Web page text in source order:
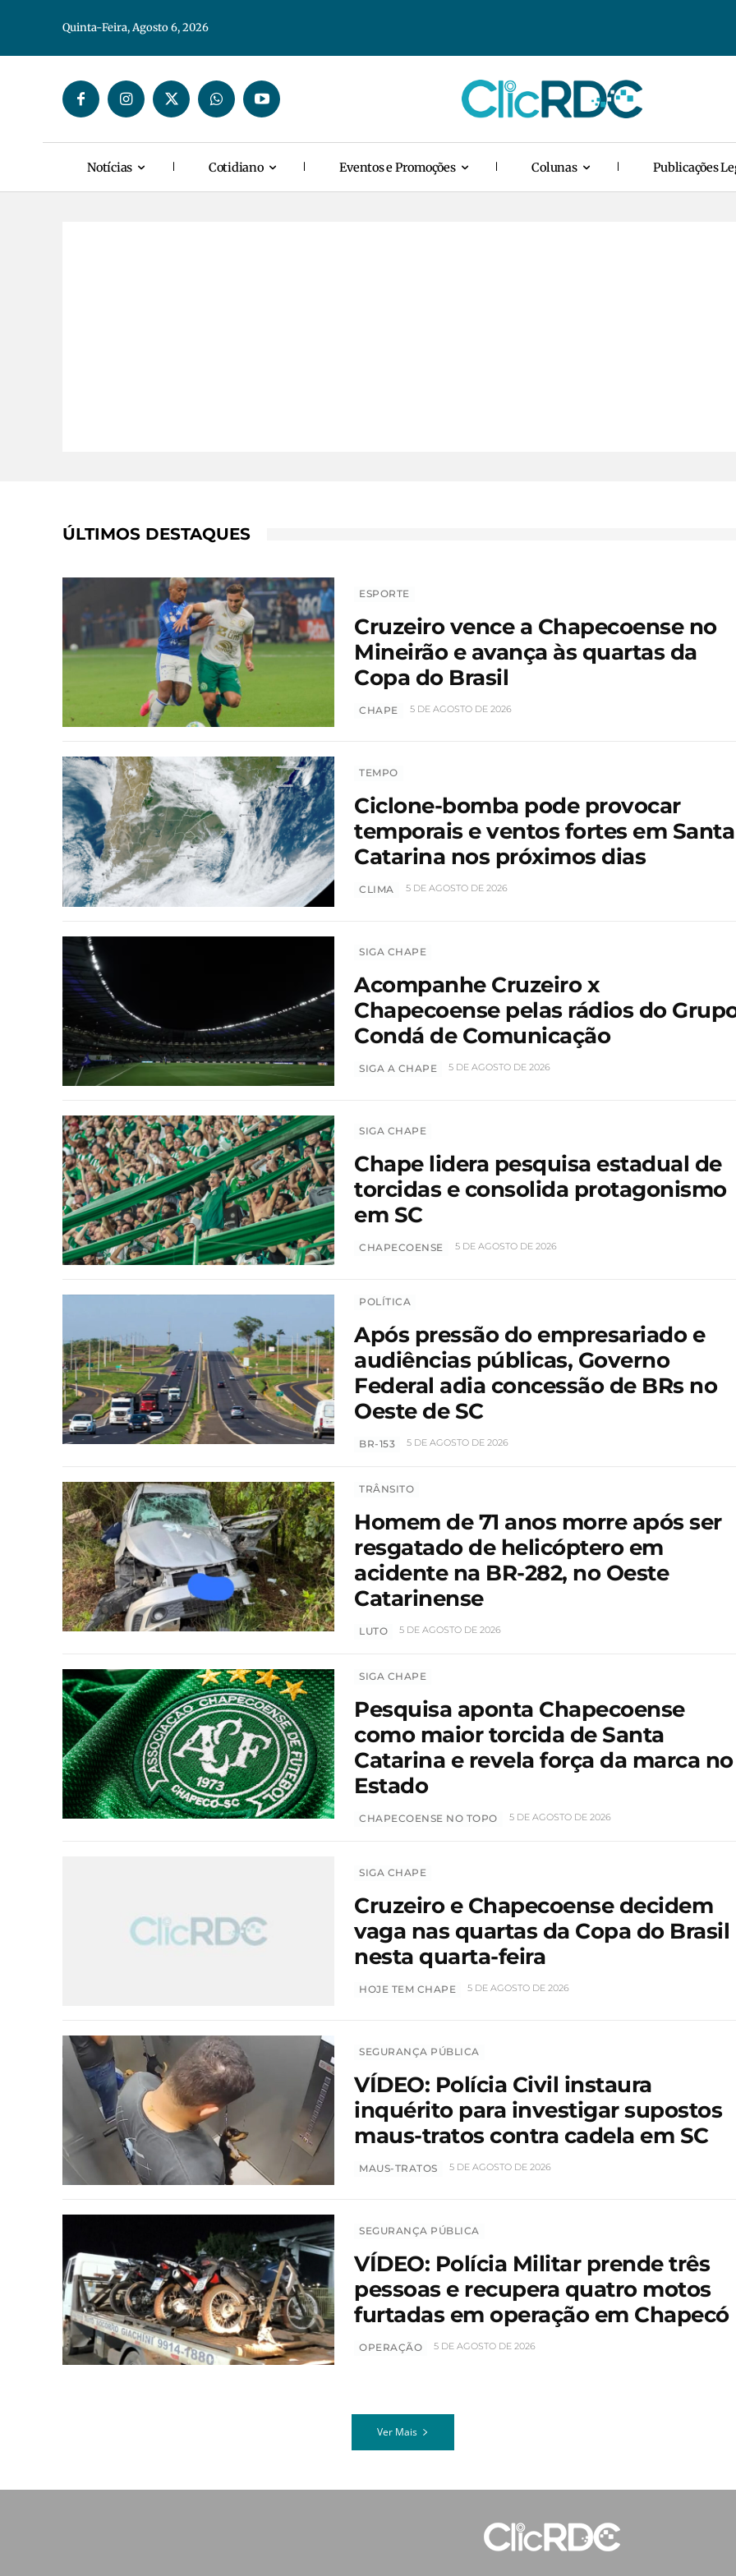
Quinta-Feira, Agosto 6, 2026
Notícias Cotidiano Eventos e Promoções Colunas Publicações
ÚLTIMOS DESTAQUES
ESPORTE
Cruzeiro vence a Chapecoense no
Mineirão e avança às quartas da
Copa do Brasil
CHAPE 5 DE AGOSTO DE 2026
TEMPO
Ciclone-bomba pode provocar
temporais e ventos fortes em Santa
Catarina nos próximos dias
CLIMA 5 DE AGOSTO DE 2026
SIGA CHAPE
Acompanhe Cruzeiro x
Chapecoense pelas rádios do
Condá de Comunicação
SIGA A CHAPE 5 DE AGOSTO DE 2026
SIGA CHAPE
Chape lidera pesquisa estadual de
torcidas e consolida protagonismo
em SC
CHAPECOENSE 5 DE AGOSTO DE 2026
POLÍTICA
Após pressão do empresariado e
audiências públicas, Governo
Federal adia concessão de BRs no
Oeste de SC
BR-153 5 DE AGOSTO DE 2026
TRÂNSITO
Homem de 71 anos morre após ser
resgatado de helicóptero em
acidente na BR-282, no Oeste
Catarinense
LUTO 5 DE AGOSTO DE 2026
SIGA CHAPE
Pesquisa aponta Chapecoense
como maior torcida de Santa
Catarina e revela força da marca no
Estado
CHAPECOENSE NO TOPO 5 DE AGOSTO DE 2026
SIGA CHAPE
Cruzeiro e Chapecoense decidem
vaga nas quartas da Copa do Brasil
nesta quarta-feira
HOJE TEM CHAPE 5 DE AGOSTO DE 2026
SEGURANÇA PÚBLICA
VÍDEO: Polícia Civil instaura
inquérito para investigar supostos
maus-tratos contra cadela em SC
MAUS-TRATOS 5 DE AGOSTO DE 2026
SEGURANÇA PÚBLICA
VÍDEO: Polícia Militar prende três
pessoas e recupera quatro motos
furtadas em operação em Chapecó
OPERAÇÃO 5 DE AGOSTO DE 2026
Ver Mais